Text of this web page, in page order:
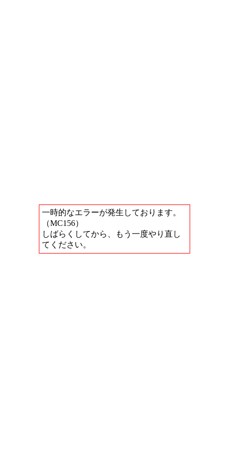
一時的なエラーが発生しております。
（MC156）
しばらくしてから、もう一度やり直し
てください。